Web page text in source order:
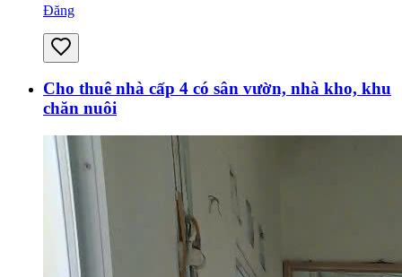
Đăng
Cho thuê nhà cấp 4 có sân vườn, nhà kho, khu
chăn nuôi